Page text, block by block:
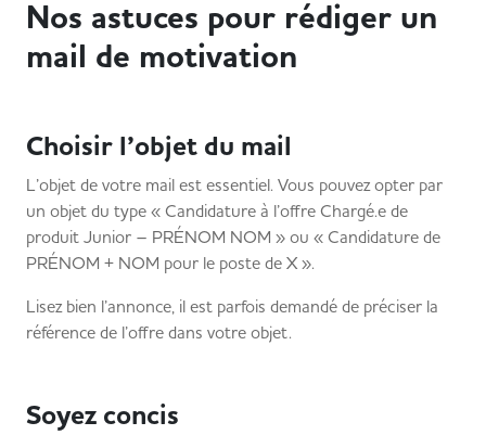
Nos astuces pour rédiger un
mail de motivation
Choisir l’objet du mail
L’objet de votre mail est essentiel. Vous pouvez opter par
un objet du type « Candidature à l’offre Chargé.e de
produit Junior – PRÉNOM NOM » ou « Candidature de
PRÉNOM + NOM pour le poste de X ».
Lisez bien l’annonce, il est parfois demandé de préciser la
référence de l’offre dans votre objet.
Soyez concis